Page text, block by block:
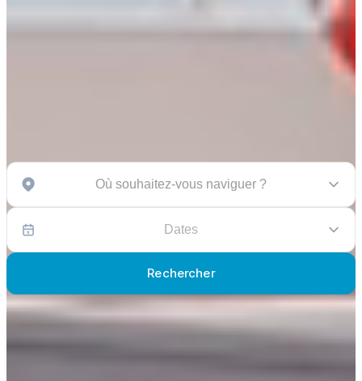
Où souhaitez-vous naviguer ?
Dates
Rechercher